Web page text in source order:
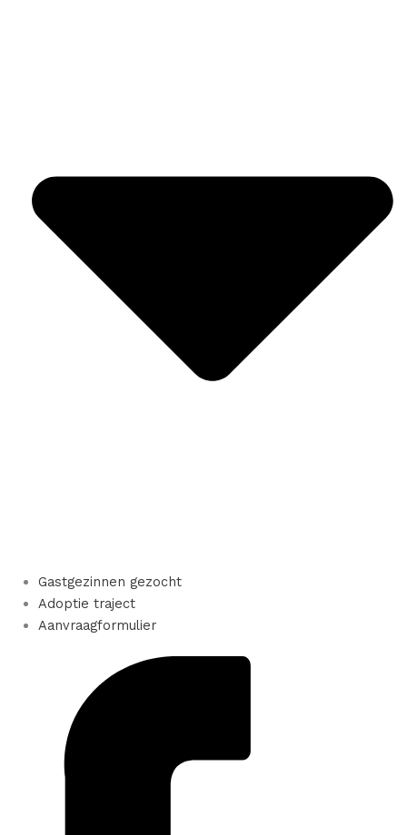
Gastgezinnen gezocht
Adoptie traject
Aanvraagformulier